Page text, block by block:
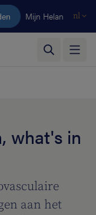
Mijn Helan nl
what's in
aan het